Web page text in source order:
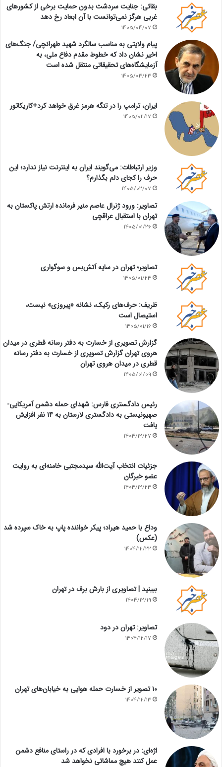
بقائی: جنایت سردشت بدون حمایت برخی از کشورهای
غربی هرگز نمی‌توانست با آن ابعاد رخ دهد
1405/04/07
پیام ولایتی به مناسب سالگرد شهید طهرانچی/ جنگ‌های
اخیر نشان داد که خطوط مقدم دفاع ملی، به
آزمایشگاه‌های تحقیقاتی منتقل شده است
1405/03/23
ایران، ترامپ را در تنگه هرمز غرق خواهد کرد+کاریکاتور
1405/02/17
وزیر ارتباطات: می‌گویند ایران به اینترنت نیاز ندارد؛ این
حرف را کجای دلم بگذارم؟
1405/02/07
تصاویر: ورود ژنرال عاصم منیر فرمانده ارتش پاکستان به
تهران با استقبال عراقچی
1405/01/26
تصاویر؛ تهران در سایه آتش‌بس و سوگواری
1405/01/24
ظریف: حرف‌های رکیک، نشانه «پیروزی» نیست،
استیصال است
1405/01/16
گزارش تصویری از خسارت به دفتر رسانه قطری در میدان
هروی تهران گزارش تصویری از خسارت به دفتر رسانه
قطری در میدان هروی تهران
1405/01/09
رئیس دادگستری فارس: شهدای حمله دشمن آمریکایی-
صهیونیستی به دادگستری لارستان به ۱۴ نفر افزایش
یافت
1404/12/27
جزئیات انتخاب آیت‌الله سیدمجتبی خامنه‌ای به روایت
عضو خبرگان
1404/12/23
وداع با حمید هیراد؛ پیکر خواننده پاپ به خاک سپرده شد
(عکس)
1404/12/22
ببینید | تصاویری از بارش برف در تهران
1404/12/19
تصاویر: تهران در دود
1404/12/17
۱۰ تصویر از خسارت حمله هوایی به خیابان‌های تهران
1404/12/13
اژه‌ای: در برخورد با افرادی که در راستای منافع دشمن
عمل کنند هیچ مماشاتی نخواهد شد